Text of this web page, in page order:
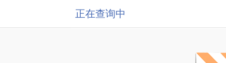
正在查询中